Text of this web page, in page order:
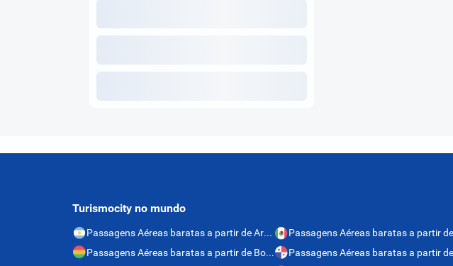
Turismocity no mundo
Passagens Aéreas baratas a partir de Argentina
Passagens Aéreas baratas a partir de Bolívia